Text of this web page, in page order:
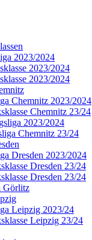
2023/2024
2023/2024
2023/2024
Chemnitz 2023/2024
Chemnitz 23/24
2023/2024
Chemnitz 23/24
Dresden 2023/2024
Dresden 23/24
Dresden 23/24
Görlitz
Leipzig 2023/24
Leipzig 23/24